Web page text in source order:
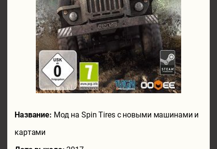
Название: Мод на Spin Tires с новыми машинами и
картами